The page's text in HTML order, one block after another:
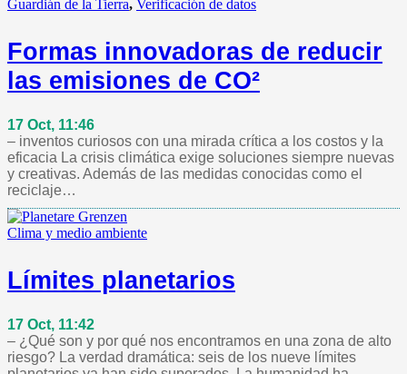
Guardián de la Tierra, Verificación de datos
Formas innovadoras de reducir
las emisiones de CO²
17 Oct, 11:46
– inventos curiosos con una mirada crítica a los costos y la
eficacia La crisis climática exige soluciones siempre nuevas
y creativas. Además de las medidas conocidas como el
reciclaje…
Clima y medio ambiente
Límites planetarios
17 Oct, 11:42
– ¿Qué son y por qué nos encontramos en una zona de alto
riesgo? La verdad dramática: seis de los nueve límites